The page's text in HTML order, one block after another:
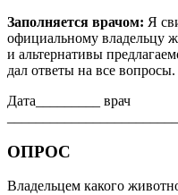
Заполняется врачом: Я
официальному владельцу
и альтернативы
дал ответы на все
Дата_________ врач
ОПРОС
Владельцем какого